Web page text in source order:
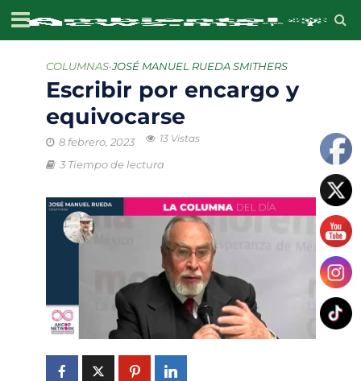
COLUMNAS•JOSÉ MANUEL RUEDA SMITHERS
Escribir por encargo y
equivocarse
8 febrero, 2023 13 Vistas
3 Tiempo de lectura